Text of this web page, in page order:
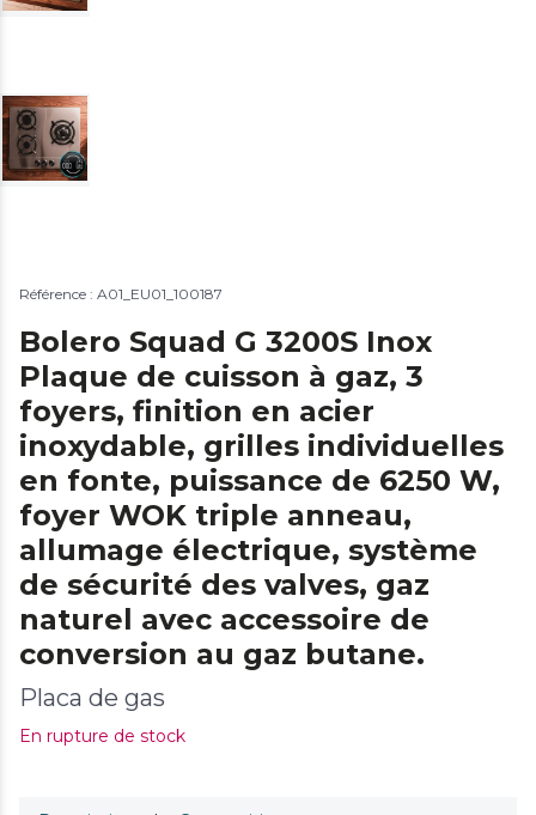
Référence : A01_EU01_100187
Bolero Squad G 3200S Inox
Plaque de cuisson à gaz, 3
foyers, finition en acier
inoxydable, grilles individuelles
en fonte, puissance de 6250 W,
foyer WOK triple anneau,
allumage électrique, système
de sécurité des valves, gaz
naturel avec accessoire de
conversion au gaz butane.
Placa de gas
En rupture de stock